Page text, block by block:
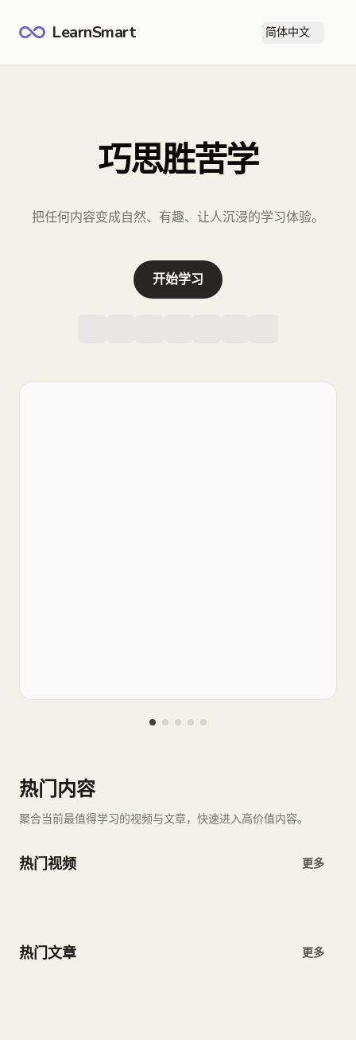
LearnSmart 简体中文
巧思胜苦学
把任何内容变成自然、有趣、让人沉浸的学习体验。
开始学习
热门内容
聚合当前最值得学习的视频与文章，快速进入高价值内容。
热门视频 更多
热门文章 更多